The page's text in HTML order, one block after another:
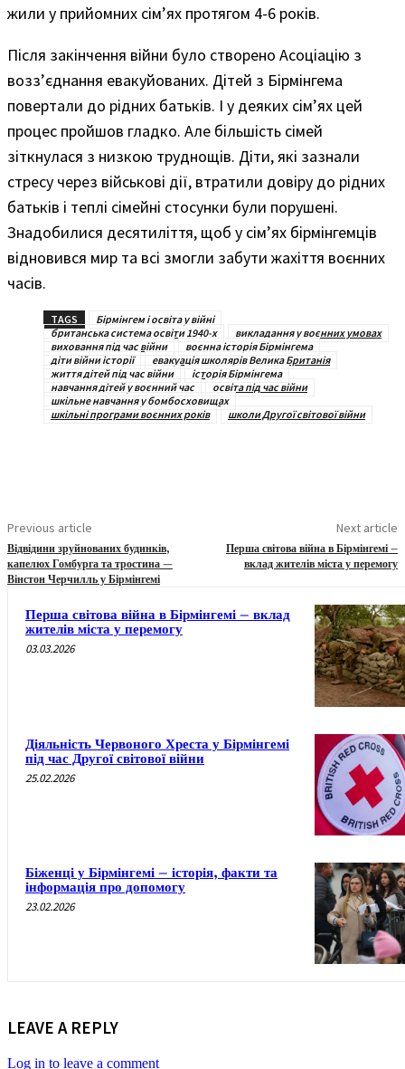
жили у прийомних сім’ях протягом 4-6 років.
Після закінчення війни було створено Асоціацію з
возз’єднання евакуйованих. Дітей з Бірмінгема
повертали до рідних батьків. І у деяких сім’ях цей
процес пройшов гладко. Але більшість сімей
зіткнулася з низкою труднощів. Діти, які зазнали
стресу через військові дії, втратили довіру до рідних
батьків і теплі сімейні стосунки були порушені.
Знадобилися десятиліття, щоб у сім’ях бірмінгемців
відновився мир та всі змогли забути жахіття воєнних
часів.
TAGS
Бірмінгем і освіта у війні
британська система освіти 1940-х
викладання у воєнних умовах
виховання під час війни
воєнна історія Бірмінгема
діти війни історії
евакуація школярів Велика Британія
життя дітей під час війни
історія Бірмінгема
навчання дітей у воєнний час
освіта під час війни
шкільне навчання у бомбосховищах
шкільні програми воєнних років
школи Другої світової війни
Previous article
Відвідини зруйнованих будинків,
капелюх Гомбурга та тростина —
Вінстон Черчилль у Бірмінгемі
Next article
Перша світова війна в Бірмінгемі –
вклад жителів міста у перемогу
Перша світова війна в Бірмінгемі – вклад
жителів міста у перемогу
03.03.2026
Діяльність Червоного Хреста у Бірмінгемі
під час Другої світової війни
25.02.2026
Біженці у Бірмінгемі – історія, факти та
інформація про допомогу
23.02.2026
LEAVE A REPLY
Log in to leave a comment